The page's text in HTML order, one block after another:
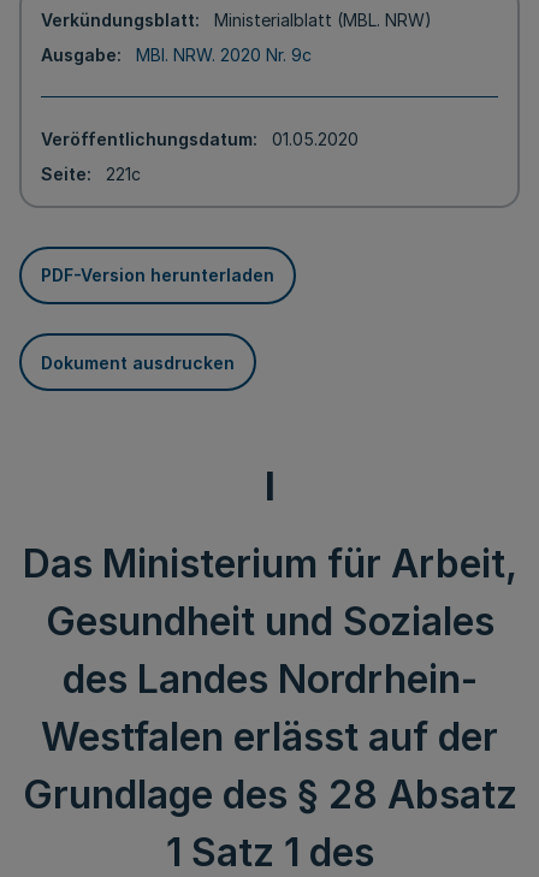
Verkündungsblatt
Ministerialblatt (MBL. NRW)
Ausgabe
MBl. NRW. 2020 Nr. 9c
Veröffentlichungsdatum
01.05.2020
Seite
221c
PDF-Version herunterladen
Dokument ausdrucken
I
Das Ministerium für Arbeit,
Gesundheit und Soziales
des Landes Nordrhein-
Westfalen erlässt auf der
Grundlage des § 28 Absatz
1 Satz 1 des